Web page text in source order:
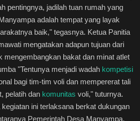
pentingnya, jadilah tuan rumah yang
adalah tempat yang layak
baik," tegasnya. Ketua Panitia
mengatakan adapun tujuan dari
mengembangkan bakat dan minat atlet
"Tentunya menjadi wadah kompetisi
bagi tim-tim voli dan mempererat tali
pelatih dan komunitas voli," tuturnya.
ini terlaksana berkat dukungan
Pemerintah Desa Manyampa,